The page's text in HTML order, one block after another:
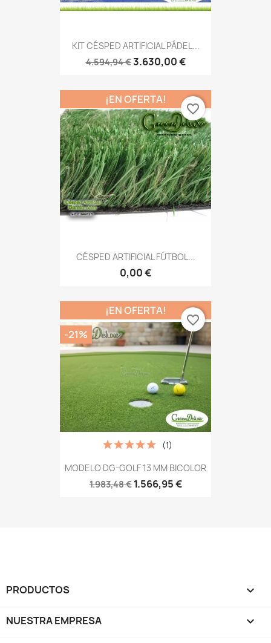
KIT CÉSPED ARTIFICIAL PÁDEL...
4.594,94 €3.630,00 €
CÉSPED ARTIFICIAL FÚTBOL...
0,00 €
¡EN OFERTA!
favorite_border
MODELO DG-GOLF 13 MM BICOLOR
1.983,48 € 1.566,95 €
(1)
¡EN OFERTA!
-21%
favorite_border
PRODUCTOS 
NUESTRA EMPRESA 